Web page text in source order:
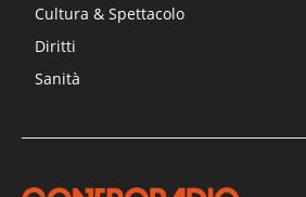
Cultura & Spettacolo
Diritti
Sanità